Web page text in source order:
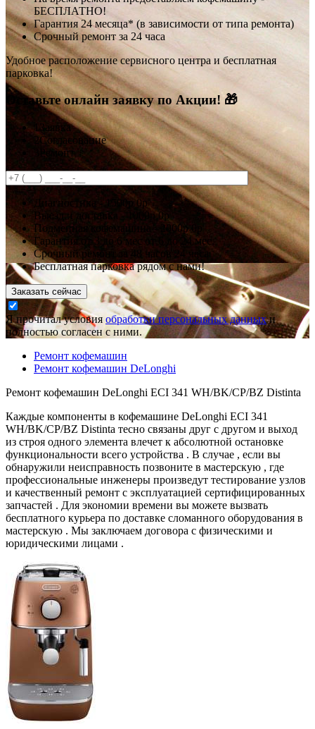
БЕСПЛАТНО!
Гарантия 24 месяца* (в зависимости от типа ремонта)
Срочный ремонт за 24 часа
Удобное расположение сервисного центра и бесплатная
парковка!
Оставьте онлайн заявку по Акции! 🎁
1 Заявка
2Согласование
Ремонт
Диагностика -1500р 0р
Выезд и доставка -
1000р0р
Подменная кофемашина - 2000р0р
Гарантия
от 3 до 6 мес от 6 до 24 мес.
Срочный ремонт за
48 часов
24 часа
Бесплатная парковка рядом с нами!
Заказать сейчас
Я прочитал условия обработки персональных данныхи
полностью согласен с ними.
Ремонт кофемашин
Ремонт кофемашин DeLonghi
Ремонт кофемашин DeLonghi ECI 341 WH/BK/CP/BZ Distinta
Каждые компоненты в кофемашине DeLonghi ECI 341
WH/BK/CP/BZ Distinta тесно связаны друг с другом и выход
из строя одного элемента влечет к абсолютной остановке
функциональности всего устройства . В случае , если вы
обнаружили неисправность позвоните в мастерскую , где
профессиональные инженеры произведут тестирование узлов
и качественный ремонт с эксплуатацией сертифицированных
запчастей . Для экономии времени вы можете вызвать
бесплатного курьера по доставке сломанного оборудования в
мастерскую . Мы заключаем договора с физическими и
юридическими лицами .